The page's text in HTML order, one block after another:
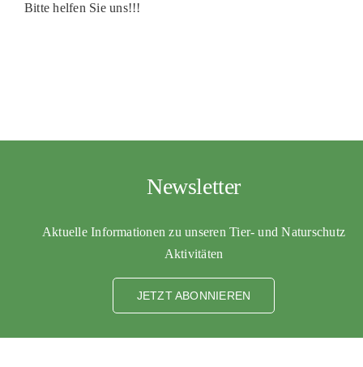
Bitte helfen Sie uns!!!
Newsletter
Aktuelle Informationen zu unseren Tier- und Naturschutz
Aktivitäten
JETZT ABONNIEREN